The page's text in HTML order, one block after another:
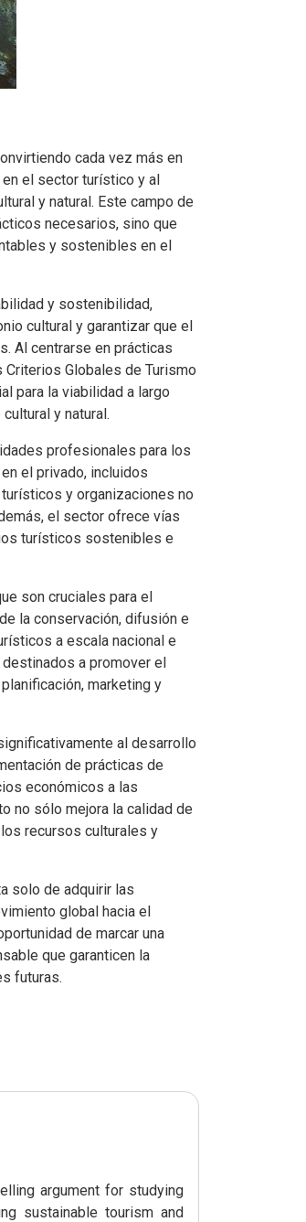
cada vez más en
el sector turístico y al
y natural. Este campo de
necesarios, sino que
y sostenibles en el
y sostenibilidad,
cultural y garantizar que el
Al centrarse en prácticas
Globales de Turismo
para la viabilidad a largo
y natural.
profesionales para los
el privado, incluidos
y organizaciones no
el sector ofrece vías
turísticos sostenibles e
son cruciales para el
la conservación, difusión e
a escala nacional e
a promover el
marketing y
al desarrollo
de prácticas de
económicos a las
no sólo mejora la calidad de
recursos culturales y
solo de adquirir las
global hacia el
de marcar una
que garanticen la
futuras.
argument for studying
sustainable tourism and